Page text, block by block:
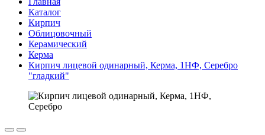
Каталог
Кирпич
Облицовочный
Керамический
Керма
Кирпич лицевой одинарный, Керма, 1НФ, Серебро
"гладкий"